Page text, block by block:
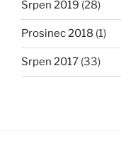
Srpen 2019 (28)
Prosinec 2018 (1)
Srpen 2017 (33)